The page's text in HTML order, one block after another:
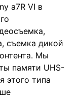
a7R VI в
съемка дикой
Мы
памяти UHS-
этого типа